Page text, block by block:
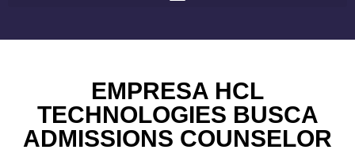
EMPRESA HCL
TECHNOLOGIES BUSCA
ADMISSIONS COUNSELOR